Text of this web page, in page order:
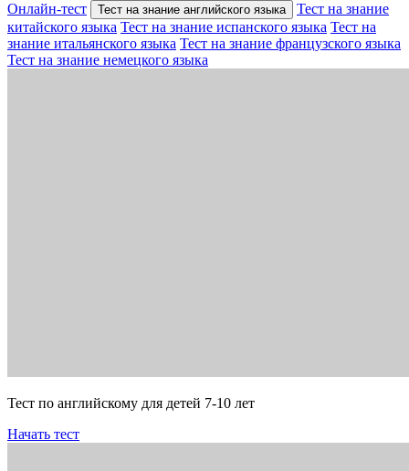
Онлайн-тест
Тест на знание английского языка
Тест на знание
китайского языка Тест на знание испанского языка Тест на
знание итальянского языка Тест на знание французского языка
Тест на знание немецкого языка
Тест по английскому для детей 7-10 лет
Начать тест